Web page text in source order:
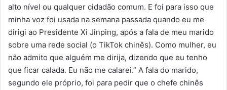
alto nível ou qualquer cidadão comum. E foi para isso que
minha voz foi usada na semana passada quando eu me
dirigi ao Presidente Xi Jinping, após a fala de meu marido
sobre uma rede social (o TikTok chinês). Como mulher, eu
não admito que alguém me dirija, dizendo que eu tenho
que ficar calada. Eu não me calarei.” A fala do marido,
segundo ele próprio, foi para pedir que o chefe chinês